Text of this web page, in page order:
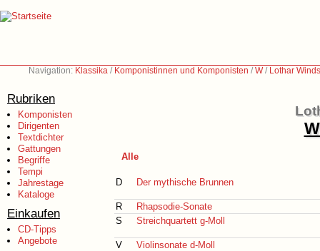
Navigation: Klassika / Komponistinnen und Komponisten /W/ Lothar
Rubriken
Komponisten
Dirigenten
Textdichter
Gattungen
Begriffe
Tempi
Jahrestage
Kataloge
Einkaufen
CD-Tipps
Angebote
Alle
D Der mythische Brunnen
R
Rhapsodie-Sonate
S
Streichquartett g-Moll
V Violinsonate d-Moll